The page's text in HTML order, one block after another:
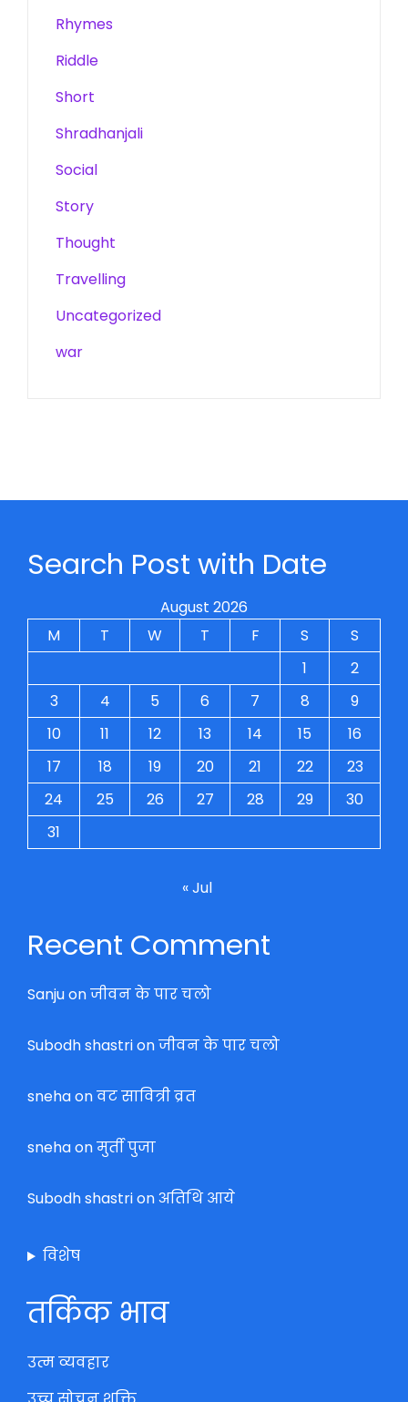
Rhymes
Riddle
Short
Shradhanjali
Social
Story
Thought
Travelling
Uncategorized
war
Search Post with Date
August 2026
M
T W T F S
S
1
2
3
4 5 6 7 8
9
10
11 12 13 14 15
16
17
18 19 20 21 22
23
24
25 26 27 28 29
30
31
« Jul
Recent Comment
Sanjuonजीवन के पार चलो
Subodh shastrionजीवन के पार चलो
snehaonवट सावित्री व्रत
snehaonमुर्ती पुजा
Subodh shastrionअतिथि आये
विशेष
तर्किक भाव
उत्म व्यवहार